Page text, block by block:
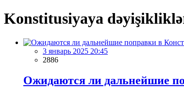
Konstitusiyaya
3 январь 2025 20:45
2886
Ожидаются ли дальнейшие